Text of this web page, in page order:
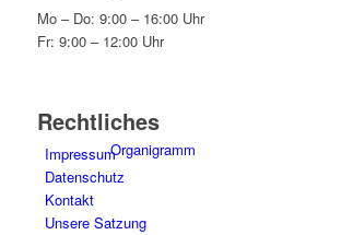
Organigramm
Mo – Do: 9:00 – 16:00 Uhr
Fr: 9:00 – 12:00 Uhr
Rechtliches
Impressum
Datenschutz
Kontakt
Unsere Satzung